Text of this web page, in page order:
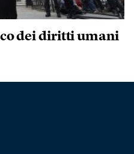
dei diritti umani